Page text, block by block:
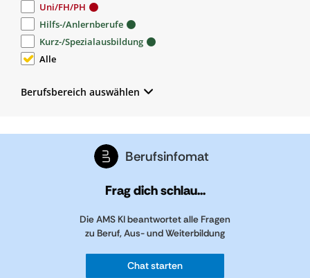
Uni/FH/PH
Hilfs-/Anlernberufe
Kurz-/Spezialausbildung
Alle
Berufsbereich auswählen
Berufsinfomat
Frag dich schlau...
Die AMS KI beantwortet alle Fragen
zu Beruf, Aus- und Weiterbildung
Chat starten